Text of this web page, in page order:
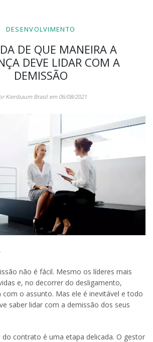
DESENVOLVIMENTO
DE QUE MANEIRA A
DEVE LIDAR COM A
DEMISSÃO
Kienbaum Brasil em 06/08/2021
não é fácil. Mesmo os líderes mais
e, no decorrer do desligamento,
com o assunto. Mas ele é inevitável e todo
saber lidar com a demissão dos seus
contrato é uma etapa delicada. O gestor